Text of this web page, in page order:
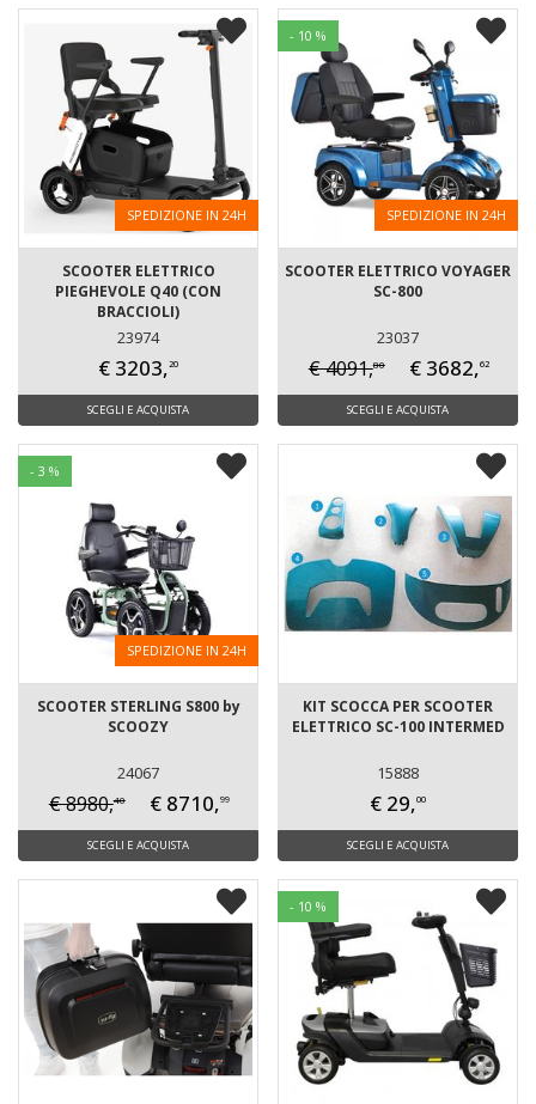
SPEDIZIONE IN 24H
SCOOTER ELETTRICO
PIEGHEVOLE Q40 (CON
BRACCIOLI)
23974
€ 3203,20
SCEGLI E ACQUISTA
- 10 %
SPEDIZIONE IN 24H
SCOOTER ELETTRICO VOYAGER
SC-800
23037
€ 4091,80 € 3682,62
SCEGLI E ACQUISTA
- 3 %
SPEDIZIONE IN 24H
SCOOTER STERLING S800 by
SCOOZY
24067
€ 8980,40 € 8710,99
SCEGLI E ACQUISTA
KIT SCOCCA PER SCOOTER
ELETTRICO SC-100 INTERMED
15888
€ 29,00
SCEGLI E ACQUISTA
- 10 %